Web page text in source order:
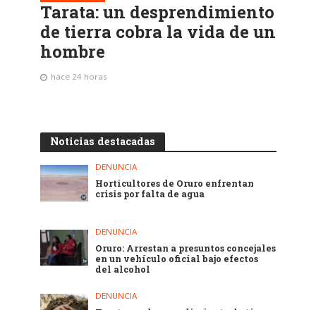
Tarata: un desprendimiento
de tierra cobra la vida de un
hombre
hace 24 horas
Noticias destacadas
DENUNCIA
Horticultores de Oruro enfrentan
crisis por falta de agua
DENUNCIA
Oruro: Arrestan a presuntos concejales
en un vehículo oficial bajo efectos
del alcohol
DENUNCIA